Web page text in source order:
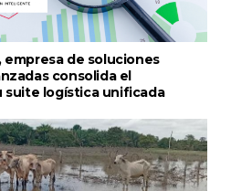
empresa de soluciones
consolida el
suite logística unificada